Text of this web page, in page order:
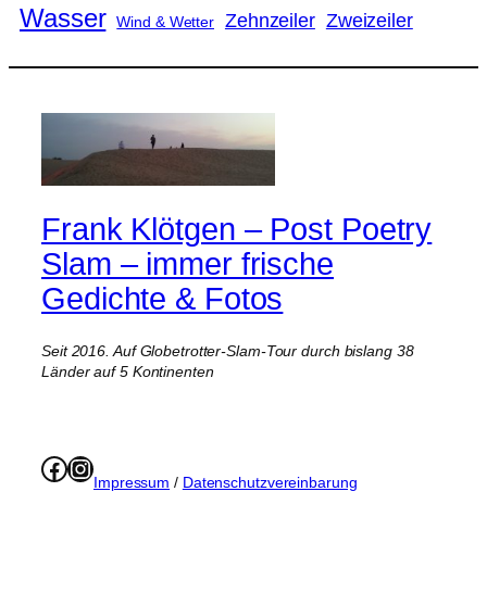
Wasser Wind & Wetter Zehnzeiler Zweizeiler
Frank Klötgen – Post Poetry
Slam – immer frische
Gedichte & Fotos
Seit 2016. Auf Globetrotter-Slam-Tour durch bislang 38
Länder auf 5 Kontinenten
Facebook
Instagram
Impressum / Datenschutzvereinbarung